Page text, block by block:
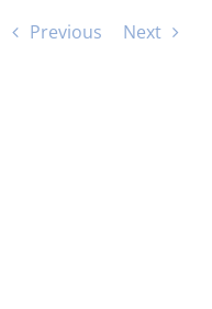
Previous Next